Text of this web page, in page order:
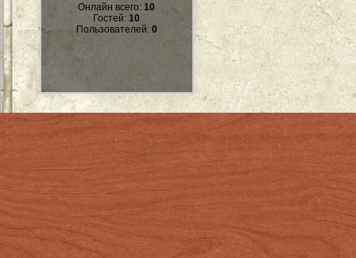
Онлайн всего: 10
Гостей: 10
Пользователей: 0